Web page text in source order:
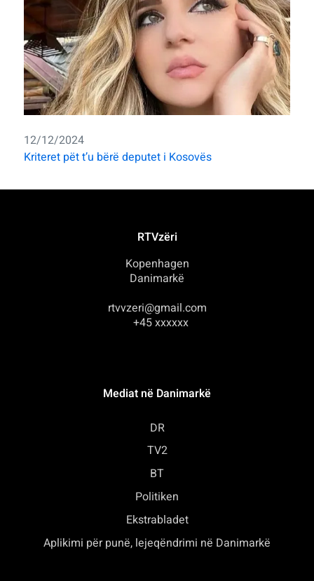
12/12/2024
Kriteret pët t’u bërë deputet i Kosovës
RTVzëri
Kopenhagen
Danimarkë
rtvvzeri@gmail.com
+45 xxxxxx
Mediat në Danimarkë
DR
TV2
BT
Politiken
Ekstrabladet
Aplikimi për punë, lejeqëndrimi në Danimarkë